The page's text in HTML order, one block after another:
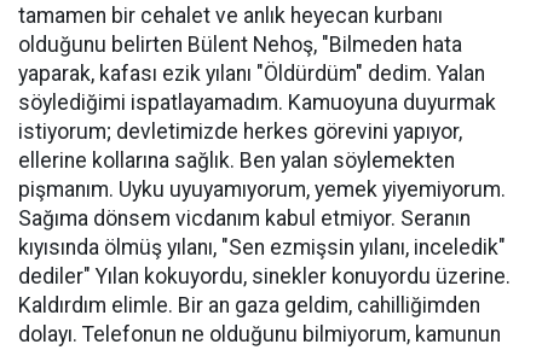
tamamen bir cehalet ve anlık heyecan kurbanı
olduğunu belirten Bülent Nehoş, "Bilmeden hata
yaparak, kafası ezik yılanı "Öldürdüm" dedim. Yalan
söylediğimi ispatlayamadım. Kamuoyuna duyurmak
istiyorum; devletimizde herkes görevini yapıyor,
ellerine kollarına sağlık. Ben yalan söylemekten
pişmanım. Uyku uyuyamıyorum, yemek yiyemiyorum.
Sağıma dönsem vicdanım kabul etmiyor. Seranın
kıyısında ölmüş yılanı, "Sen ezmişsin yılanı, inceledik"
dediler" Yılan kokuyordu, sinekler konuyordu üzerine.
Kaldırdım elimle. Bir an gaza geldim, cahilliğimden
dolayı. Telefonun ne olduğunu bilmiyorum, kamunun